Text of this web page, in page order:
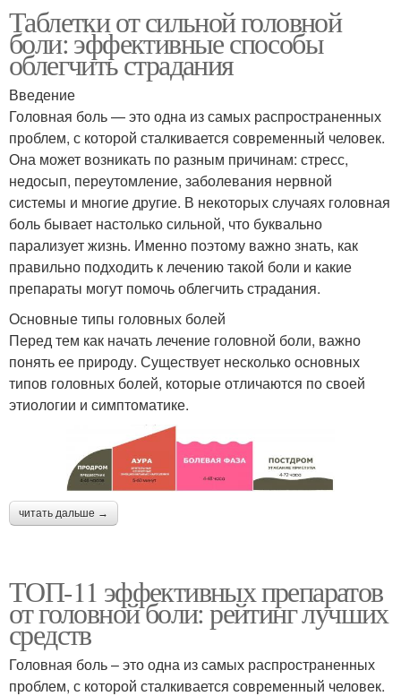
Таблетки от сильной головной
боли: эффективные способы
облегчить страдания
Введение
Головная боль — это одна из самых распространенных
проблем, с которой сталкивается современный человек.
Она может возникать по разным причинам: стресс,
недосып, переутомление, заболевания нервной
системы и многие другие. В некоторых случаях головная
боль бывает настолько сильной, что буквально
парализует жизнь. Именно поэтому важно знать, как
правильно подходить к лечению такой боли и какие
препараты могут помочь облегчить страдания.
Основные типы головных болей
Перед тем как начать лечение головной боли, важно
понять ее природу. Существует несколько основных
типов головных болей, которые отличаются по своей
этиологии и симптоматике.
читать дальше →
ТОП-11 эффективных препаратов
от головной боли: рейтинг лучших
средств
Головная боль – это одна из самых распространенных
проблем, с которой сталкивается современный человек.